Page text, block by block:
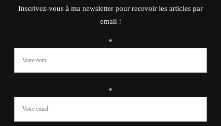
Inscrivez-vous à ma newsletter pour recevoir les articles par
email !
*
*